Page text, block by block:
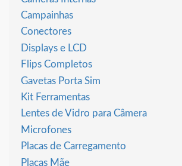
Campainhas
Conectores
Displays e LCD
Flips Completos
Gavetas Porta Sim
Kit Ferramentas
Lentes de Vidro para Câmera
Microfones
Placas de Carregamento
Placas Mãe